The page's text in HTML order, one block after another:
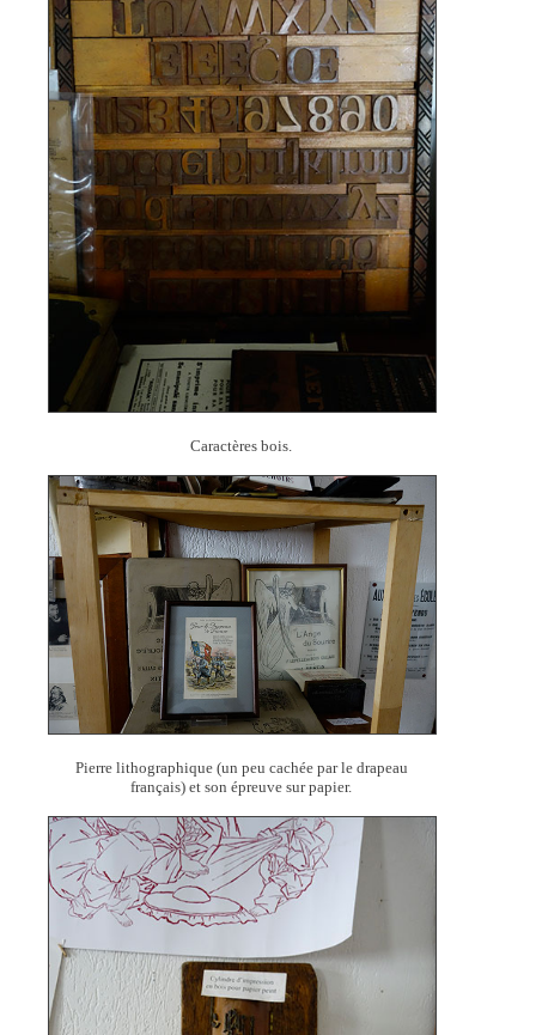
Caractères bois.
Pierre lithographique (un peu cachée par le drapeau
français) et son épreuve sur papier.